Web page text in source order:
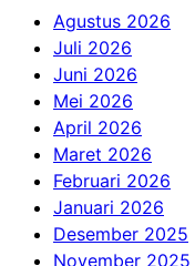
Agustus 2026
Juli 2026
Juni 2026
Mei 2026
April 2026
Maret 2026
Februari 2026
Januari 2026
Desember 2025
November 2025